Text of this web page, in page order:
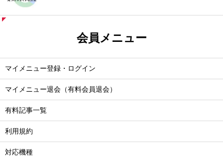
会員メニュー
マイメニュー登録・ログイン
マイメニュー退会（有料会員退会）
有料記事一覧
利用規約
対応機種